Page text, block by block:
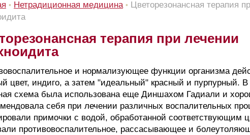
• Нетрадиционная медицина • Цветорезонансная терапия
терапия при лечении
и нормализующее функции организма
цвет, индиго, а затем "идеальный" красный и пурпурный.
схема была использована еще Диншахом Гадиали и
себя при лечении различных воспалительных
примочки с водой, обработанной соответствующим
противовоспалительное, рассасывающее и